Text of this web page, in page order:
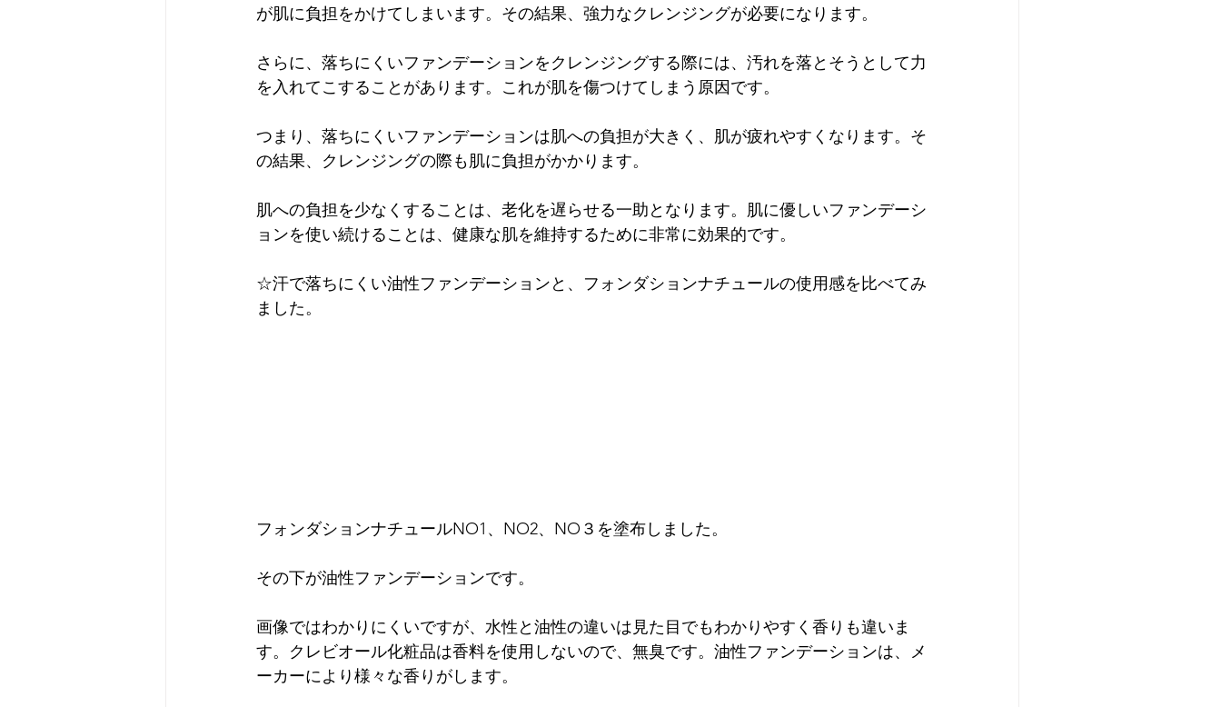
が肌に負担をかけてしまいます。その結果、強力なクレンジングが必要になります。
さらに、落ちにくいファンデーションをクレンジングする際には、汚れを落とそうとして力
を入れてこすることがあります。これが肌を傷つけてしまう原因です。
つまり、落ちにくいファンデーションは肌への負担が大きく、肌が疲れやすくなります。そ
の結果、クレンジングの際も肌に負担がかかります。
肌への負担を少なくすることは、老化を遅らせる一助となります。肌に優しいファンデーシ
ョンを使い続けることは、健康な肌を維持するために非常に効果的です。
☆汗で落ちにくい油性ファンデーションと、フォンダションナチュールの使用感を比べてみ
ました。
フォンダションナチュールNO1、NO2、NO３を塗布しました。
その下が油性ファンデーションです。
画像ではわかりにくいですが、水性と油性の違いは見た目でもわかりやすく香りも違いま
す。クレビオール化粧品は香料を使用しないので、無臭です。油性ファンデーションは、メ
ーカーにより様々な香りがします。